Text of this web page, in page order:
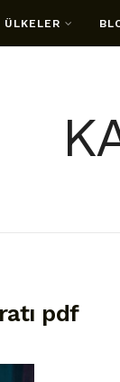
ÜLKELER
pdf